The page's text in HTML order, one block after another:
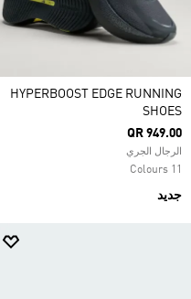
HYPERBOOST EDGE RUNNING
SHOES
QR 949.00
الرجال الجري
11 Colours
جديد